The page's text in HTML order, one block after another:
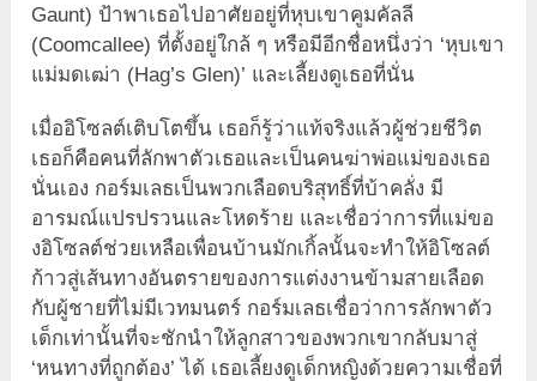
Gaunt) ป้าพาเธอไปอาศัยอยู่ที่หุบเขาคูมคัลลี
(Coomcallee) ที่ตั้งอยู่ใกล้ ๆ หรือมีอีกชื่อหนึ่งว่า ‘หุบเขา
แม่มดเฒ่า (Hag’s Glen)’ และเลี้ยงดูเธอที่นั่น
เมื่ออิโซลต์เติบโตขึ้น เธอก็รู้ว่าแท้จริงแล้วผู้ช่วยชีวิต
เธอก็คือคนที่ลักพาตัวเธอและเป็นคนฆ่าพ่อแม่ของเธอ
นั่นเอง กอร์มเลธเป็นพวกเลือดบริสุทธิ์ที่บ้าคลั่ง มี
อารมณ์แปรปรวนและโหดร้าย และเชื่อว่าการที่แม่ขอ
งอิโซลต์ช่วยเหลือเพื่อนบ้านมักเกิ้ลนั้นจะทำให้อิโซลต์
ก้าวสู่เส้นทางอันตรายของการแต่งงานข้ามสายเลือด
กับผู้ชายที่ไม่มีเวทมนตร์ กอร์มเลธเชื่อว่าการลักพาตัว
เด็กเท่านั้นที่จะชักนำให้ลูกสาวของพวกเขากลับมาสู่
‘หนทางที่ถูกต้อง’ ได้ เธอเลี้ยงดูเด็กหญิงด้วยความเชื่อที่